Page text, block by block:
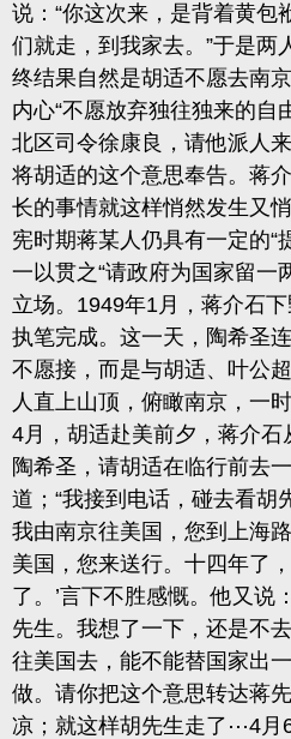
说：“你这次来，是背着黄包
们就走，到我家去。”于是两
终结果自然是胡适不愿去南
内心“不愿放弃独往独来的自
北区司令徐康良，请他派人
将胡适的这个意思奉告。蒋
长的事情就这样悄然发生又
宪时期蒋某人仍具有一定的“
一以贯之“请政府为国家留一
立场。1949年1月，蒋介石
执笔完成。这一天，陶希圣
不愿接，而是与胡适、叶公
人直上山顶，俯瞰南京，一
4月，胡适赴美前夕，蒋介
陶希圣，请胡适在临行前去
道；“我接到电话，碰去看胡
我由南京往美国，您到上海
美国，您来送行。十四年了
了。’言下不胜感慨。他又说
先生。我想了一下，还是不
往美国去，能不能替国家出
做。请你把这个意思转达蒋
凉；就这样胡先生走了⋯4月